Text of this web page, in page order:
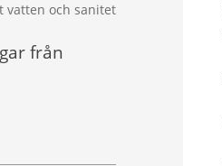
vatten och sanitet
från